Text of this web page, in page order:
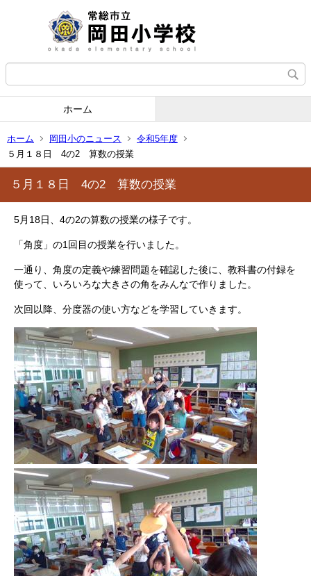
ホーム
ホーム 岡田小のニュース
令和5年度
５月１８日 4の2 算数の授業
５月１８日 4の2 算数の授業
5月18日、4の2の算数の授業の様子です。
「角度」の1回目の授業を行いました。
一通り、角度の定義や練習問題を確認した後に、教科書の付録を
使って、いろいろな大きさの角をみんなで作りました。
次回以降、分度器の使い方などを学習していきます。